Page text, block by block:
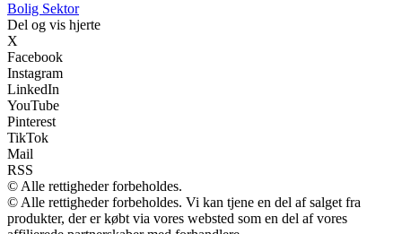
Bolig Sektor
Del og vis hjerte
X
Facebook
Instagram
LinkedIn
YouTube
Pinterest
TikTok
Mail
RSS
© Alle rettigheder forbeholdes.
© Alle rettigheder forbeholdes. Vi kan tjene en del af salget fra
produkter, der er købt via vores websted som en del af vores